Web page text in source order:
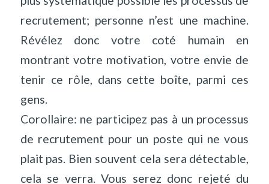
recrutement; personne n’est une machine.
Révélez donc votre coté humain en
montrant votre motivation, votre envie de
tenir ce rôle, dans cette boîte, parmi ces
gens.
Corollaire: ne participez pas à un processus
de recrutement pour un poste qui ne vous
plait pas. Bien souvent cela sera détectable,
cela se verra. Vous serez donc rejeté du